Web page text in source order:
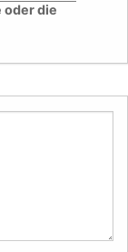
oder die